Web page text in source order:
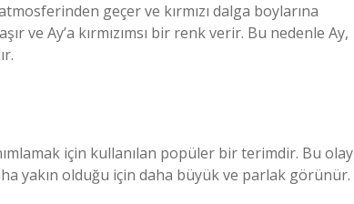
geçer ve kırmızı dalga boylarına
ve Ay’a kırmızımsı bir renk verir. Bu nedenle Ay,
için kullanılan popüler bir terimdir. Bu olay
yakın olduğu için daha büyük ve parlak görünür.